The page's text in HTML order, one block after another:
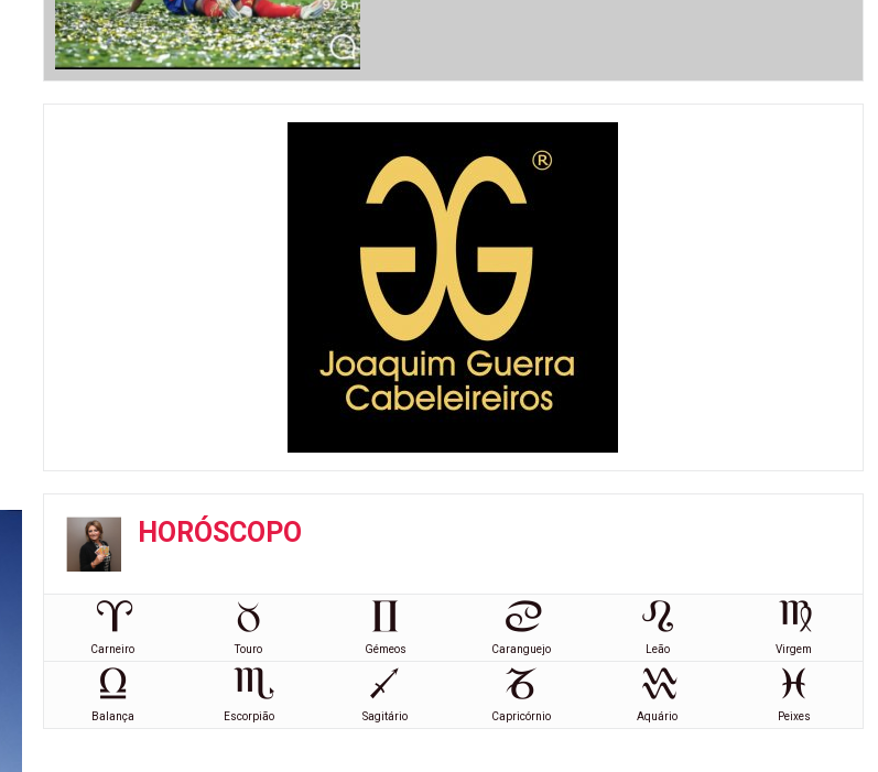
HORÓSCOPO
Carneiro Touro Gémeos Caranguejo Leão Virgem
Balança Escorpião Sagitário Capricórnio Aquário Peixes